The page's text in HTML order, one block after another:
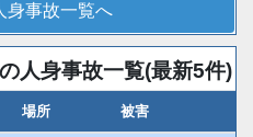
身事故一覧へ
人身事故一覧(最新5件)
場所 被害